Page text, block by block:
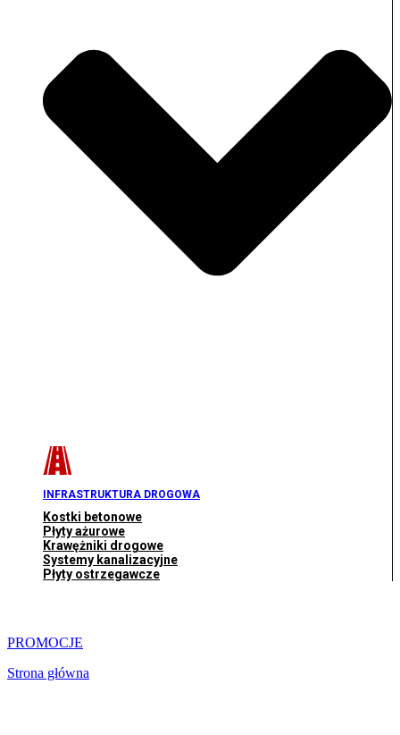
INFRASTRUKTURA DROGOWA
Kostki betonowe
Płyty ażurowe
Krawężniki drogowe
Systemy kanalizacyjne
Płyty ostrzegawcze
PROMOCJE
Strona główna